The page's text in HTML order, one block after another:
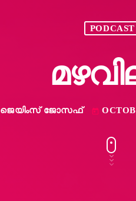
PODCAST
ജെയിംസ് ജോസഫ് today